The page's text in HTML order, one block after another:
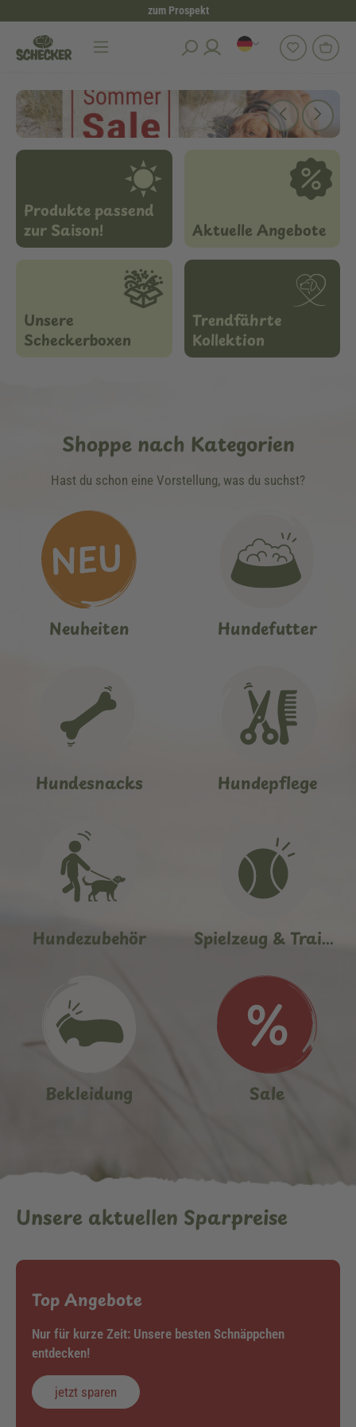
zum Prospekt
Produkte passend
zur Saison!
Aktuelle Angebote
Unsere
Scheckerboxen
Trendfährte
Kollektion
Shoppe nach Kategorien
Hast du schon eine Vorstellung, was du suchst?
Neuheiten Hundefutter
Hundesnacks Hundepflege
Hundezubehör Spielzeug & Training
Bekleidung Sale
Unsere aktuellen Sparpreise
Top Angebote
Nur für kurze Zeit: Unsere besten Schnäppchen
entdecken!
jetzt sparen